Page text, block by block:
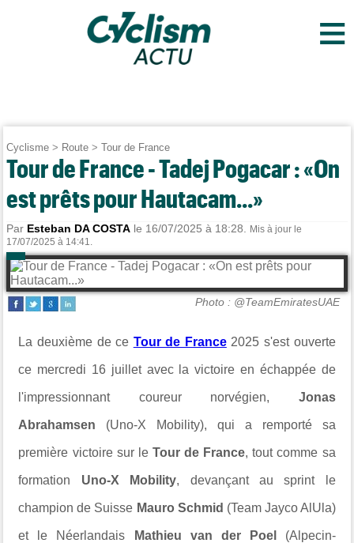
≡
Cyclisme > Route >Tour de France
Tour de France - Tadej Pogacar : «On
est prêts pour Hautacam...»
Par Esteban DA COSTA le 16/07/2025 à 18:28.
Mis à jour le
17/07/2025 à 14:41.
Photo : @TeamEmiratesUAE
La deuxième de ce Tour de France2025 s'est ouverte
ce mercredi 16 juillet avec la victoire en échappée de
l'impressionnant coureur norvégien, Jonas
Abrahamsen (Uno-X Mobility), qui a remporté sa
première victoire sur le Tour de France, tout comme sa
formation Uno-X Mobility, devançant au sprint le
champion de Suisse Mauro Schmid (Team Jayco AlUla)
et le Néerlandais Mathieu van der Poel (Alpecin-